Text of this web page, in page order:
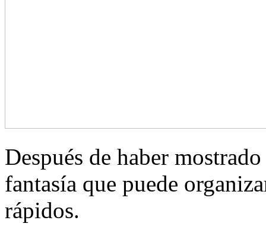
Después de haber
fantasía que puede
rápidos.